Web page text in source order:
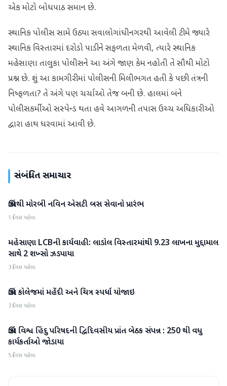
એક મોટો બોધપાઠ સમાન છે.
સ્થાનિક પોલીસ સામે ઉઠ્યા સવાલોગાંધીનગરથી આવેલી ટીમે જ્યારે
સ્થાનિક વિસ્તારમાં દરોડો પાડીને સફળતા મેળવી, ત્યારે સ્થાનિક
મહેસાણા તાલુકા પોલીસને આ અંગે જાણ કેમ નહોતી તે સૌથી મોટો
પ્રશ્ન છે. શું આ કામગીરીમાં પોલીસની મિલીભગત હતી કે પછી તંત્રની
નિષ્ફળતા? તે અંગે પણ ચર્ચાઓ તેજ બની છે. હાલમાં બંને
પોલીસકર્મીઓ સસ્પેન્ડ થતા હવે આગળની તપાસ ઉચ્ચ અધિકારીઓ
દ્વારા હાથ ધરવામાં આવી છે.
સંબંધિત સમાચાર
મહેસાણા
ઊંઝાથી મોરબી નવિન એસટી બસ સેવાનો પ્રારંભ
1 દિવસ પહેલા
મહેસાણા
મહેસાણા LCBની કાર્યવાહી: લાડોલ વિસ્તારમાંથી 9.23 લાખના મુદ્દામાલ
સાથે 2 શખ્સો ઝડપાયા
3 દિવસ પહેલા
મહેસાણા
ઊંઝા કોલેજમાં મહેંદી અને ચિત્ર સ્પર્ધા યોજાઇ
3 દિવસ પહેલા
મહેસાણા
ઊંઝા વિશ્વ હિંદુ પરિષદની દ્વિદિવસીય પ્રાંત બેઠક સંપન્ન : 250 થી વધુ
કાર્યકર્તાઓ જોડાયા
5 દિવસ પહેલા